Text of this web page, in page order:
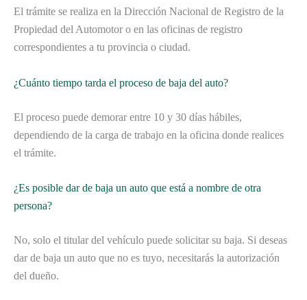
El trámite se realiza en la Dirección Nacional de Registro de la
Propiedad del Automotor o en las oficinas de registro
correspondientes a tu provincia o ciudad.
¿Cuánto tiempo tarda el proceso de baja del auto?
El proceso puede demorar entre 10 y 30 días hábiles,
dependiendo de la carga de trabajo en la oficina donde realices
el trámite.
¿Es posible dar de baja un auto que está a nombre de otra
persona?
No, solo el titular del vehículo puede solicitar su baja. Si deseas
dar de baja un auto que no es tuyo, necesitarás la autorización
del dueño.